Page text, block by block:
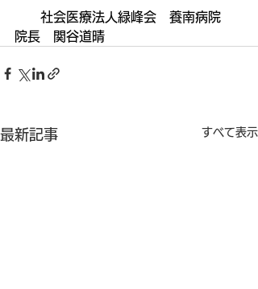
社会医療法人緑峰会　養南病院
院長　関谷道晴
最新記事 すべて表示